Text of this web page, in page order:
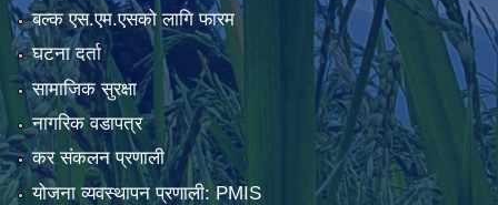
बल्क एस.एम.एसको लागि फारम
घटना दर्ता
सामाजिक सुरक्षा
नागरिक वडापत्र
कर संकलन प्रणाली
योजना व्यवस्थापन प्रणाली: PMIS